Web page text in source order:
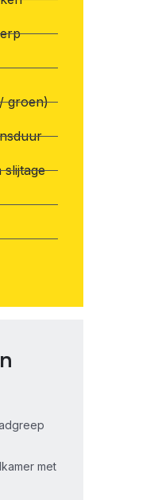
groen)
met